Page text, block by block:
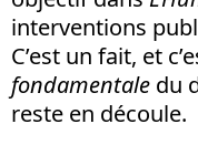
interventions
C’est un fait, et
fondamentale du
reste en découle.